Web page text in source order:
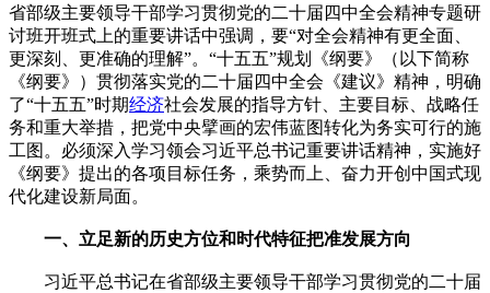
省部级主要领导干部学习贯彻党的二十届四中全会精神专题研
讨班开班式上的重要讲话中强调，要“对全会精神有更全面、
更深刻、更准确的理解”。“十五五”规划《纲要》（以下简称
《纲要》）贯彻落实党的二十届四中全会《建议》精神，明确
了“十五五”时期经济社会发展的指导方针、主要目标、战略任
务和重大举措，把党中央擘画的宏伟蓝图转化为务实可行的施
工图。必须深入学习领会习近平总书记重要讲话精神，实施好
《纲要》提出的各项目标任务，乘势而上、奋力开创中国式现
代化建设新局面。
一、立足新的历史方位和时代特征把准发展方向
习近平总书记在省部级主要领导干部学习贯彻党的二十届